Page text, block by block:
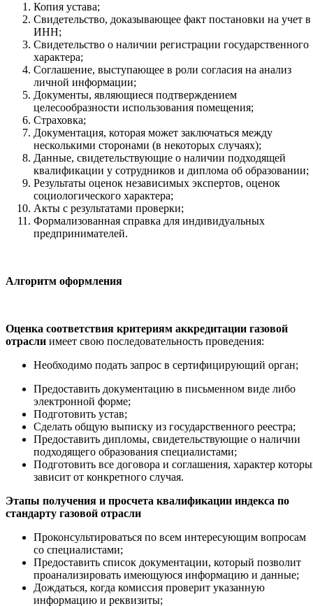
Копия устава;
Свидетельство, доказывающее факт постановки на учет в
ИНН;
Свидетельство о наличии регистрации государственного
характера;
Соглашение, выступающее в роли согласия на анализ
личной информации;
Документы, являющиеся подтверждением
целесообразности использования помещения;
Страховка;
Документация, которая может заключаться между
несколькими сторонами (в некоторых случаях);
Данные, свидетельствующие о наличии подходящей
квалификации у сотрудников и диплома об образовании;
Результаты оценок независимых экспертов, оценок
социологического характера;
Акты с результатами проверки;
Формализованная справка для индивидуальных
предпринимателей.
Алгоритм оформления
Оценка соответствия критериям аккредитации газовой
отрасли имеет свою последовательность проведения:
Необходимо подать запрос в сертифицирующий орган;
Предоставить документацию в письменном виде либо
электронной форме;
Подготовить устав;
Сделать общую выписку из государственного реестра;
Предоставить дипломы, свидетельствующие о наличии
подходящего образования специалистами;
Подготовить все договора и соглашения, характер
зависит от конкретного случая.
Этапы получения и просчета квалификации индекса по
стандарту газовой отрасли
Проконсультироваться по всем интересующим вопросам
со специалистами;
Предоставить список документации, который позволит
проанализировать имеющуюся информацию и данные;
Дождаться, когда комиссия проверит указанную
информацию и реквизиты;